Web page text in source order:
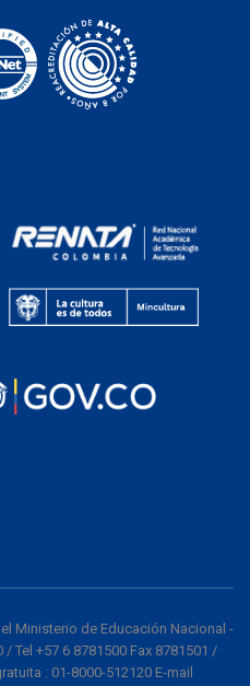
Ministerio de Educación Nacional -
Tel +57 6 8781500 Fax 8781501 /
: 01-8000-512120 E-mail